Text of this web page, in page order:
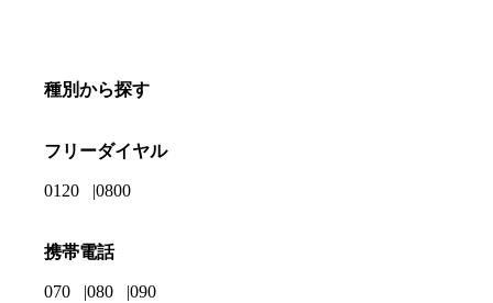
種別から探す
フリーダイヤル
0120 0800
携帯電話
070 080 090